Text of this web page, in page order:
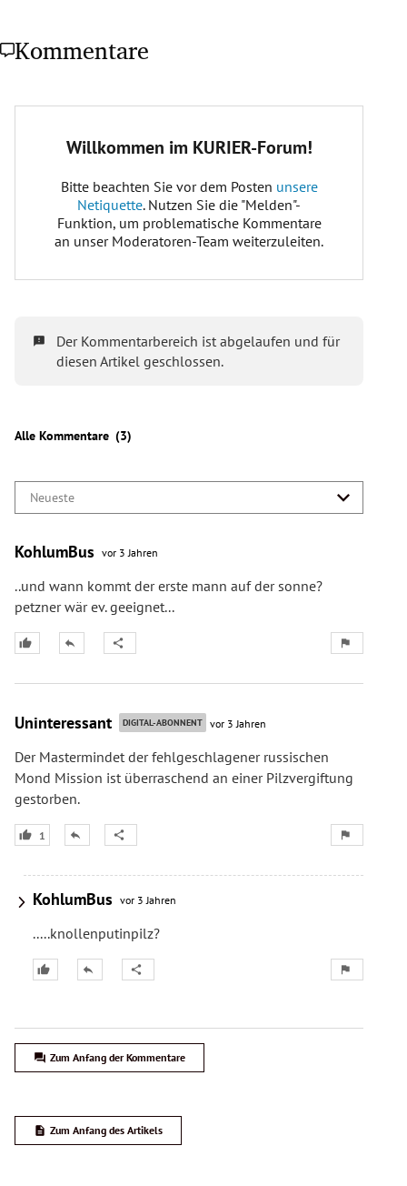
Kommentare